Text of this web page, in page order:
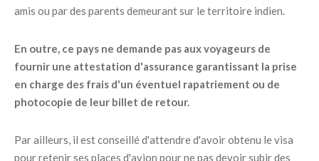
amis ou par des parents demeurant sur le territoire indien.
En outre, ce pays ne demande pas aux voyageurs de
fournir une attestation d'assurance garantissant la prise
en charge des frais d'un éventuel rapatriement ou de
photocopie de leur billet de retour.
Par ailleurs, il est conseillé d'attendre d'avoir obtenu le visa
pour retenir ses places d'avion pour ne pas devoir subir des